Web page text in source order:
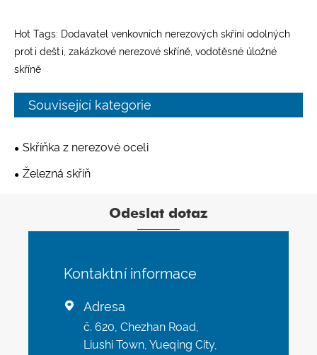
Hot Tags: Dodavatel venkovních nerezových skříní odolných
proti dešti, zakázkové nerezové skříně, vodotěsné úložné
skříně
Související kategorie
Skříňka z nerezové oceli
Železná skříň
Odeslat dotaz
Kontaktní informace
 Adresa
č. 620, Chezhan Road,
Liushi Town, Yueqing City,